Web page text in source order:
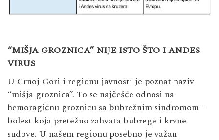
“MIŠJA GROZNICA” NIJE ISTO ŠTO I ANDES
VIRUS
U Crnoj Gori i regionu javnosti je poznat naziv
“mišja groznica”. To se najčešće odnosi na
hemoragičnu groznicu sa bubrežnim sindromom –
bolest koja pretežno zahvata bubrege i krvne
sudove. U našem regionu posebno je važan